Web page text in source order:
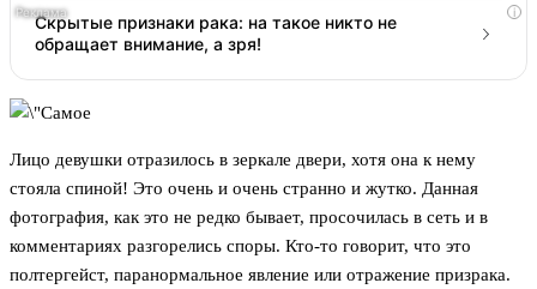
i
Скрытые признаки рака: на такое никто не
обращает внимание, а зря!
Лицо девушки отразилось в зеркале двери, хотя она к нему
стояла спиной! Это очень и очень странно и жутко. Данная
фотография, как это не редко бывает, просочилась в сеть и в
комментариях разгорелись споры. Кто-то говорит, что это
полтергейст, паранормальное явление или отражение призрака.